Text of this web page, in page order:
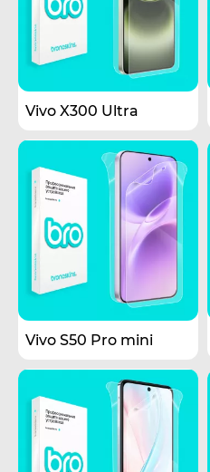
Vivo X300 Ultra
Vivo S50 Pro mini